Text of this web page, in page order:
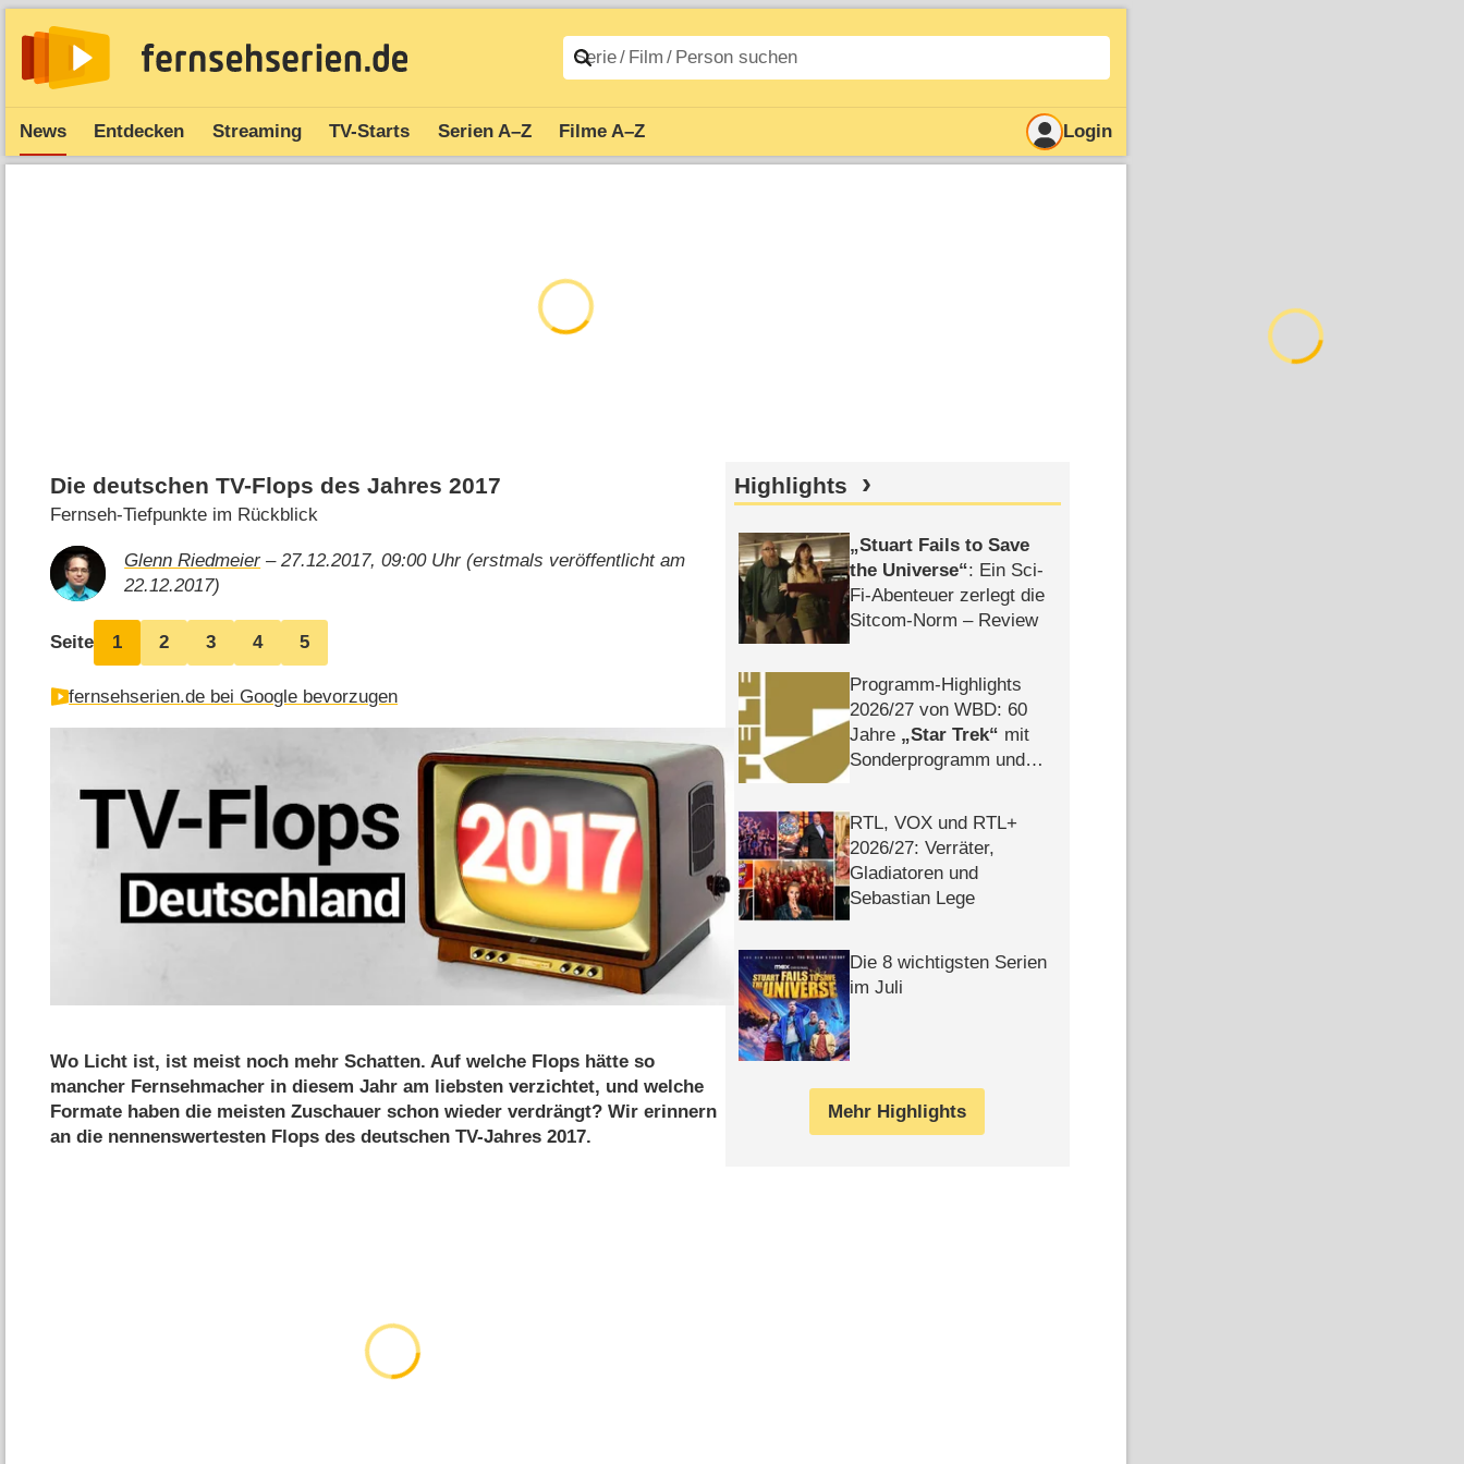
News Entdecken Streaming TV-Starts Serien A–Z Filme A–Z Login
Die deutschen TV-Flops des Jahres 2017
Fernseh-Tiefpunkte im Rückblick
Glenn Riedmeier– 27.12.2017, 09:00 Uhr (erstmals veröffentlicht am
22.12.2017)
Seite 1 2 3 4 5
fernsehserien.de bei Google bevorzugen
Wo Licht ist, ist meist noch mehr Schatten. Auf welche Flops hätte so
mancher Fernsehmacher in diesem Jahr am liebsten verzichtet, und welche
Formate haben die meisten Zuschauer schon wieder verdrängt? Wir erinnern
an die nennenswertesten Flops des deutschen TV-Jahres 2017.
Highlights
Stuart Fails to Save
the Universe : Ein Sci-
Fi-Abenteuer zerlegt die
Sitcom-Norm – Review
Programm-Highlights
2026/​27 von WBD: 60
Jahre
Star Trek
mit
Sonderprogramm und
RTL, VOX und RTL+
2026/​27: Verräter,
Gladiatoren und
Sebastian Lege
Die 8 wichtigsten Serien
im Juli
Mehr Highlights